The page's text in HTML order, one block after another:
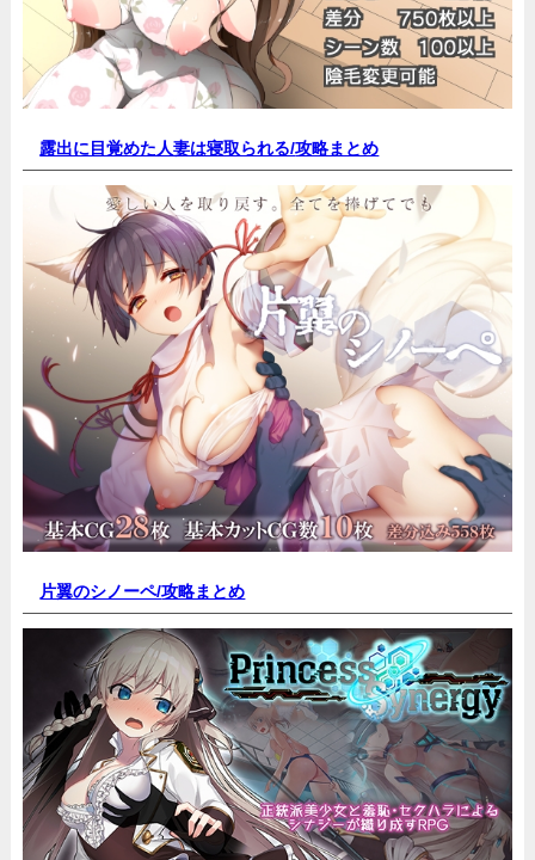
露出に目覚めた人妻は寝取られる/攻略まとめ
片翼のシノーペ/攻略まとめ